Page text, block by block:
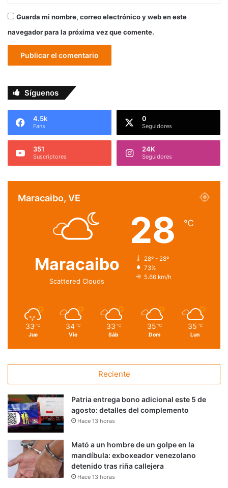
Guarda mi nombre, correo electrónico y web en este
navegador para la próxima vez que comente.
Síguenos
4.5k
Fans
0
Seguidores
351
Suscriptores
24K
Seguidores
Maracaibo, VE
Maracaibo
Scattered Clouds
28 ℃
28º - 28º
73%
5.66 km/h
33 ℃
Jue
34 ℃
Vie
33 ℃
Sáb
35 ℃
Dom
35 ℃
Lun
Reciente
Patria entrega bono adicional este 5 de
agosto: detalles del complemento
Hace 13 horas
Mató a un hombre de un golpe en la
mandíbula: exboxeador venezolano
detenido tras riña callejera
Hace 13 horas